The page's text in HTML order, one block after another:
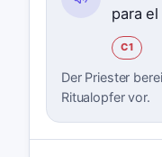
para el
C1
Der Priester
Ritualopfer vor.